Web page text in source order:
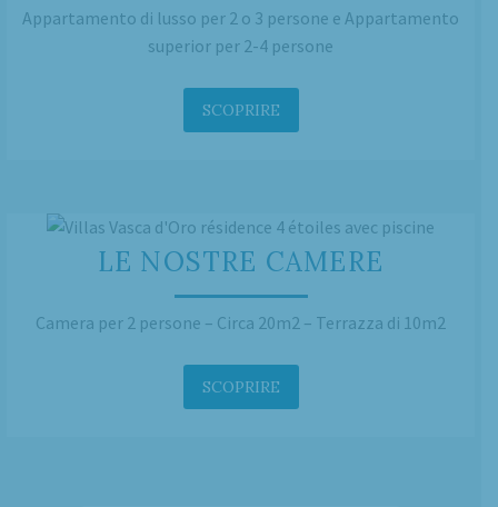
Appartamento di lusso per 2 o 3 persone e Appartamento
superior per 2-4 persone
SCOPRIRE
LE NOSTRE CAMERE
Camera per 2 persone – Circa 20m2 – Terrazza di 10m2
SCOPRIRE